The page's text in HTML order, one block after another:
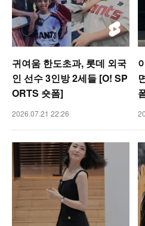
귀여움 한도초과, 롯데 외국
인 선수 3인방 2세들 [O! SP
ORTS 숏폼]
2026.07.21 22:26